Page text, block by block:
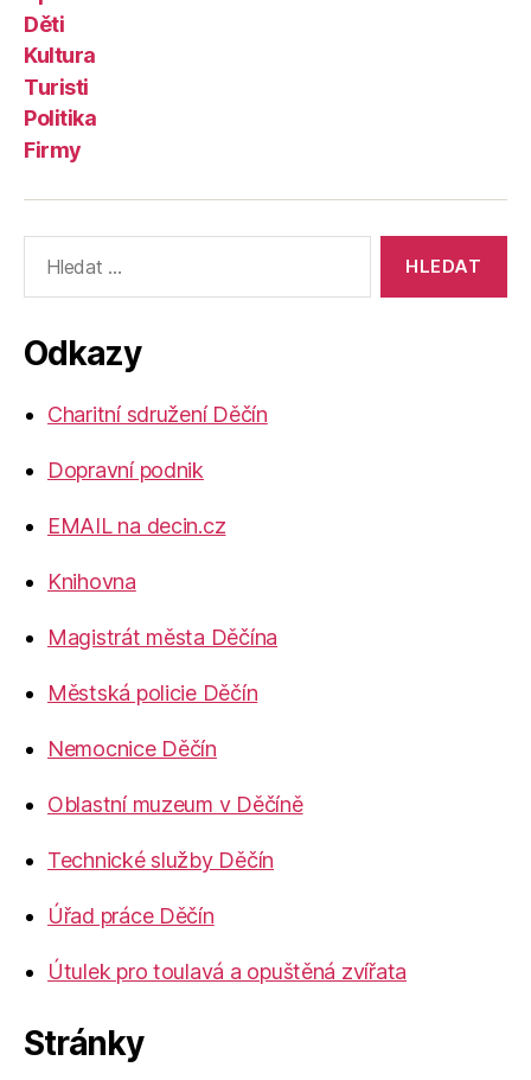
Děti
Kultura
Turisti
Politika
Firmy
vyhledávání:
Odkazy
Charitní sdružení Děčín
Dopravní podnik
EMAIL na decin.cz
Knihovna
Magistrát města Děčína
Městská policie Děčín
Nemocnice Děčín
Oblastní muzeum v Děčíně
Technické služby Děčín
Úřad práce Děčín
Útulek pro toulavá a opuštěná zvířata
Stránky